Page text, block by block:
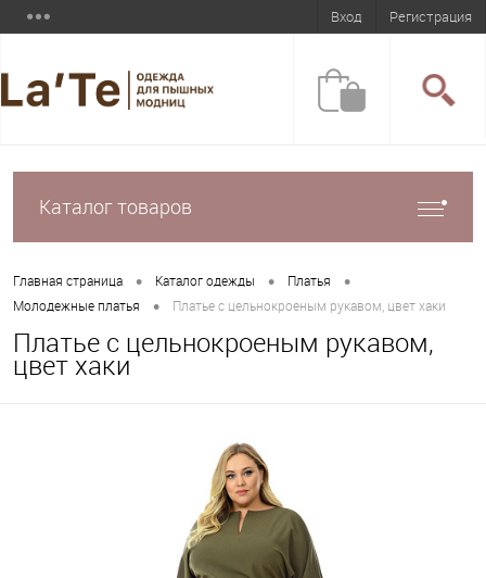
Вход Регистрация
Каталог товаров
Главная страница • Каталог одежды • Платья •
Молодежные платья • Платье с цельнокроеным рукавом, цвет хаки
Платье с цельнокроеным рукавом,
цвет хаки